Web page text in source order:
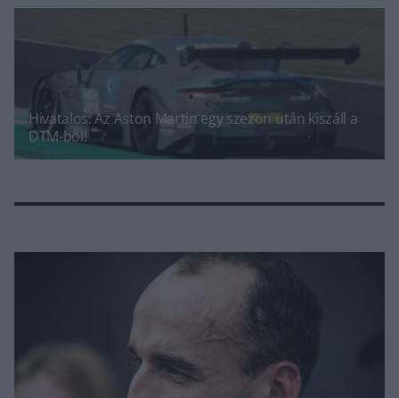
Hivatalos: Az Aston Martin egy szezon után kiszáll a
DTM-ből!